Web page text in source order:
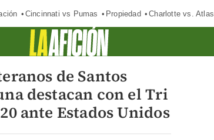
Cincinnati vs Pumas Propiedad Charlotte vs. Atlas
de Santos
destacan con el Tri
ante Estados Unidos